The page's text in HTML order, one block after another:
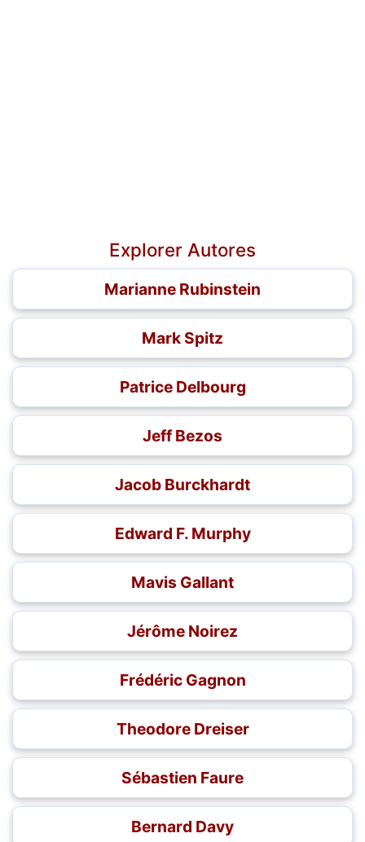
Explorer Autores
Marianne Rubinstein
Mark Spitz
Patrice Delbourg
Jeff Bezos
Jacob Burckhardt
Edward F. Murphy
Mavis Gallant
Jérôme Noirez
Frédéric Gagnon
Theodore Dreiser
Sébastien Faure
Bernard Davy